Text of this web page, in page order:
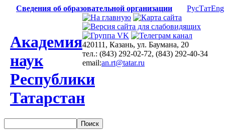
Сведения об образовательной организации РусТатEng
Академия
наук
Республики
Татарстан
420111, Казань, ул. Баумана, 20
тел.: (843) 292-02-72, (843) 292-40-34
email:an.rt@tatar.ru